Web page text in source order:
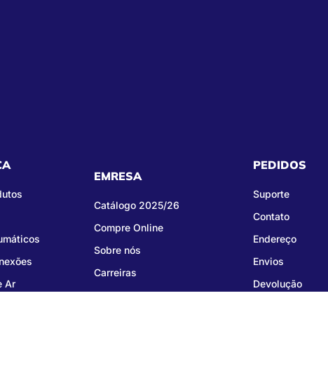
Ar
EMRESA
Catálogo 2025/26
Compre Online
Sobre nós
Carreiras
PEDIDOS
Suporte
Contato
Endereço
Envios
Devolução